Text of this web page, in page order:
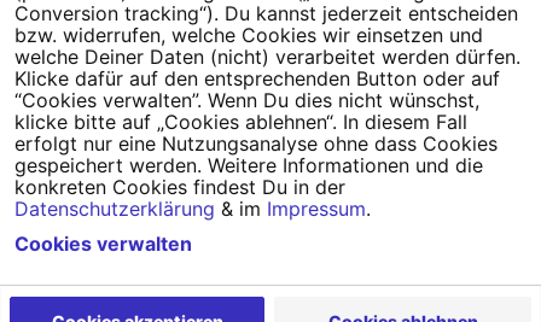
Datenschutz
Impressum
Cookie-Einstellungen
Powered byCampact
Conversion tracking“). Du kannst jederzeit entscheiden
bzw. widerrufen, welche Cookies wir einsetzen und
welche Deiner Daten (nicht) verarbeitet werden dürfen.
Klicke dafür auf den entsprechenden Button oder auf
“Cookies verwalten”. Wenn Du dies nicht wünschst,
klicke bitte auf „Cookies ablehnen“. In diesem Fall
erfolgt nur eine Nutzungsanalyse ohne dass Cookies
gespeichert werden. Weitere Informationen und die
konkreten Cookies findest Du in der
Datenschutzerklärung & im Impressum.
Cookies verwalten